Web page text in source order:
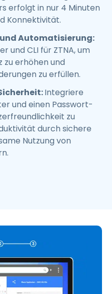
erfolgt in nur 4 Minuten
Konnektivität.
Automatisierung:
und CLI für ZTNA, um
zu erhöhen und
zu erfüllen.
Integriere
und einen Passwort-
zu
durch sichere
Nutzung von